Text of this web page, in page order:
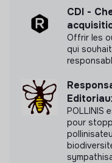
France.
Documents
Document
CDI -
Offrir les
qui
POLLINIS
pour